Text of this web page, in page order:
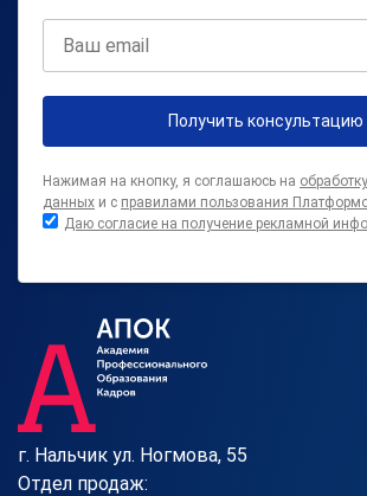
Получить консультацию
Нажимая на кнопку, я соглашаюсь на
данных и с правилами пользования
Даю согласие на получение рекламной
г. Нальчик ул. Ногмова, 55
Отдел продаж: